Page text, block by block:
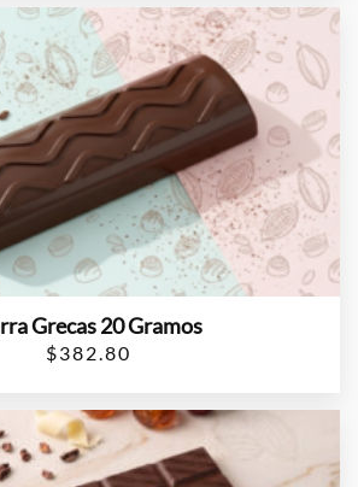
Grecas 20 Gramos
$382.80